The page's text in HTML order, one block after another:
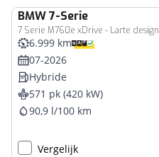
BMW7-Serie
7 Serie M760e xDrive - Larte design
6.999 km
07-2026
Hybride
571 pk (420 kW)
90,9 l/100 km
Vergelijk